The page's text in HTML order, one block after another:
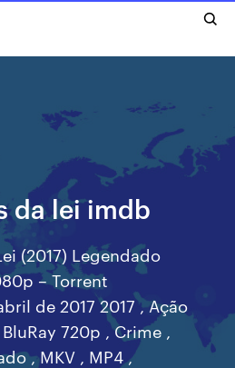
da lei imdb
(2017) Legendado
– Torrent
de 2017 2017 , Ação
720p , Crime ,
, MKV , MP4 ,